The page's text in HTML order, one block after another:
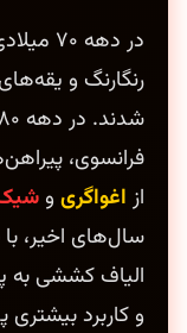
در
رنگارنگ و
فرانسوی،
از اغواگری و
سال‌های اخیر،
الیاف کششی به
و کاربرد